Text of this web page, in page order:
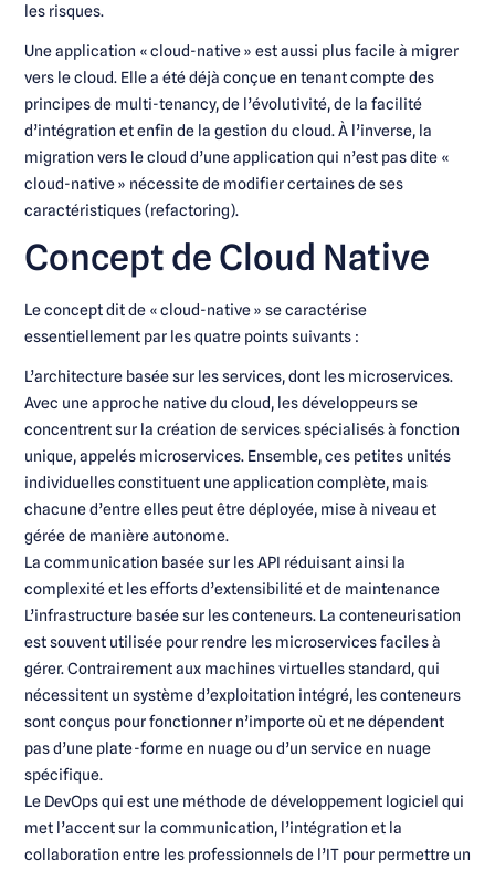
les risques.
Une application « cloud-native » est aussi plus facile à migrer
vers le cloud. Elle a été déjà conçue en tenant compte des
principes de multi-tenancy, de l’évolutivité, de la facilité
d’intégration et enfin de la gestion du cloud. À l’inverse, la
migration vers le cloud d’une application qui n’est pas dite «
cloud-native » nécessite de modifier certaines de ses
caractéristiques (refactoring).
Concept de Cloud Native
Le concept dit de « cloud-native » se caractérise
essentiellement par les quatre points suivants :
L’architecture basée sur les services, dont les microservices.
Avec une approche native du cloud, les développeurs se
concentrent sur la création de services spécialisés à fonction
unique, appelés microservices. Ensemble, ces petites unités
individuelles constituent une application complète, mais
chacune d’entre elles peut être déployée, mise à niveau et
gérée de manière autonome.
La communication basée sur les API réduisant ainsi la
complexité et les efforts d’extensibilité et de maintenance
L’infrastructure basée sur les conteneurs. La conteneurisation
est souvent utilisée pour rendre les microservices faciles à
gérer. Contrairement aux machines virtuelles standard, qui
nécessitent un système d’exploitation intégré, les conteneurs
sont conçus pour fonctionner n’importe où et ne dépendent
pas d’une plate-forme en nuage ou d’un service en nuage
spécifique.
Le DevOps qui est une méthode de développement logiciel qui
met l’accent sur la communication, l’intégration et la
collaboration entre les professionnels de l’IT pour permettre un